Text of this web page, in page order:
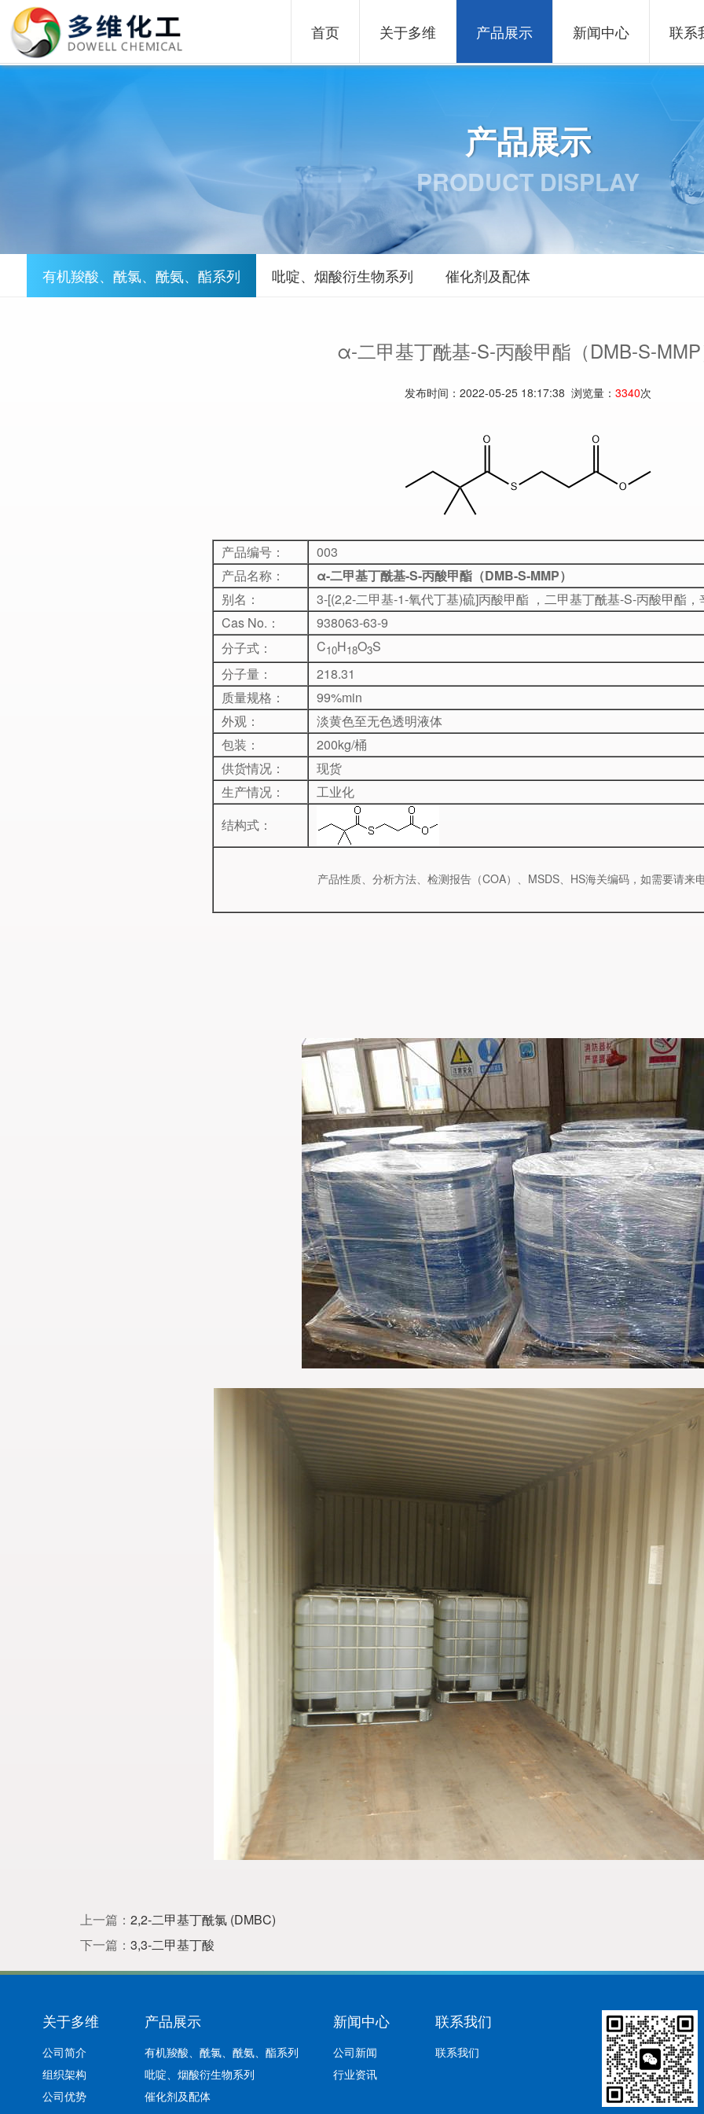
首页 关于多维 产品展示 新闻中心 联系
产品展示
PRODUCT DISPLAY
有机羧酸、酰氯、酰氨、酯系列 吡啶、烟酸衍生物系列 催化剂及配体
α-二甲基丁酰基-S-丙酸甲酯（DMB-S-
发布时间：2022-05-25 18:17:38 浏览量： 3340次
产品编号：
003
产品名称：
α-二甲基丁酰基-S-丙酸甲酯（DMB-S-MMP）
别名：
3-[(2,2-二甲基-1-氧代丁基)硫]丙酸甲酯 ，二甲基丁酰基-S-丙酸甲酯
Cas No.：
938063-63-9
分子式：
C10H18O3S
分子量：
218.31
质量规格：
99%min
外观：
淡黄色至无色透明液体
包装：
200kg/桶
供货情况：
现货
生产情况：
工业化
结构式：
产品性质、分析方法、检测报告（COA）、MSDS、HS海关编码，如需要请来
上一篇： 2,2-二甲基丁酰氯 (DMBC)
下一篇： 3,3-二甲基丁酸
关于多维
公司简介
组织架构
公司优势
产品展示
有机羧酸、酰氯、酰氨、酯系列
吡啶、烟酸衍生物系列
催化剂及配体
新闻中心
公司新闻
行业资讯
联系我们
联系我们